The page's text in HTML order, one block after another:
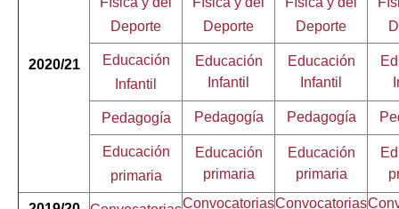
2020/21
Deporte
Deporte
Deporte
Educación
Infantil
Educación
Infantil
Educación
Infantil
Pedagogía Pedagogía Pedagogía
Educación
primaria
Educación
primaria
Educación
primaria
ConvocatoriasConvocatorias